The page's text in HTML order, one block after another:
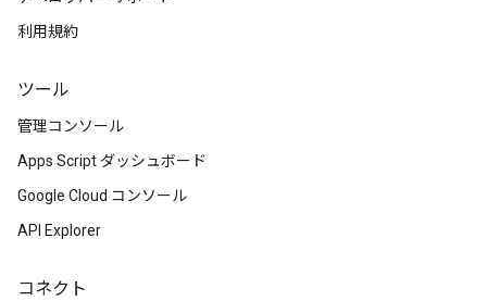
利用規約
ツール
管理コンソール
Apps Script ダッシュボード
Google Cloud コンソール
API Explorer
コネクト